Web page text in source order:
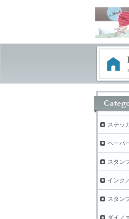
ステッ
ペーパ
スタン
インク
スタン
ダイ／